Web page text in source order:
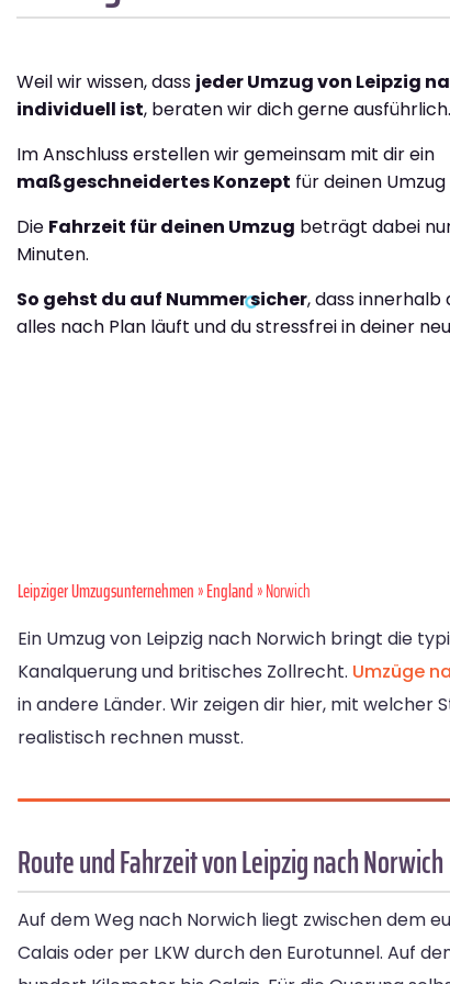
Weil wir wissen, dass jeder Umzug von Leipzig
individuell ist, beraten wir dich gerne ausführlich.
Im Anschluss erstellen wir gemeinsam mit dir ein
maßgeschneidertes Konzept für deinen
Die Fahrzeit für deinen Umzug beträgt dabei
Minuten.
So gehst du auf Nummer sicher, dass innerhalb
alles nach Plan läuft und du stressfrei in deiner
Leipziger Umzugsunternehmen»England» Norwich
Ein Umzug von Leipzig nach Norwich bringt die
Kanalquerung und britisches Zollrecht. Umzüge
in andere Länder. Wir zeigen dir hier, mit
realistisch rechnen musst.
Route und Fahrzeit von Leipzig nach Norwich
Auf dem Weg nach Norwich liegt zwischen dem
Calais oder per LKW durch den Eurotunnel. Auf